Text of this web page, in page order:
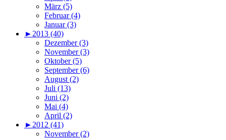
März (5)
Februar (4)
Januar (3)
► 2013 (40)
Dezember (3)
November (3)
Oktober (5)
September (6)
August (2)
Juli (13)
Juni (2)
Mai (4)
April (2)
► 2012 (41)
November (2)